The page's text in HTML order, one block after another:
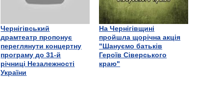
Чернігівський
драмтеатр пропонує
переглянути концертну
програму до 31-й
річниці Незалежності
України
На Чернігівщині
пройшла щорічна акція
"Шануємо батьків
Героїв Сіверського
краю"